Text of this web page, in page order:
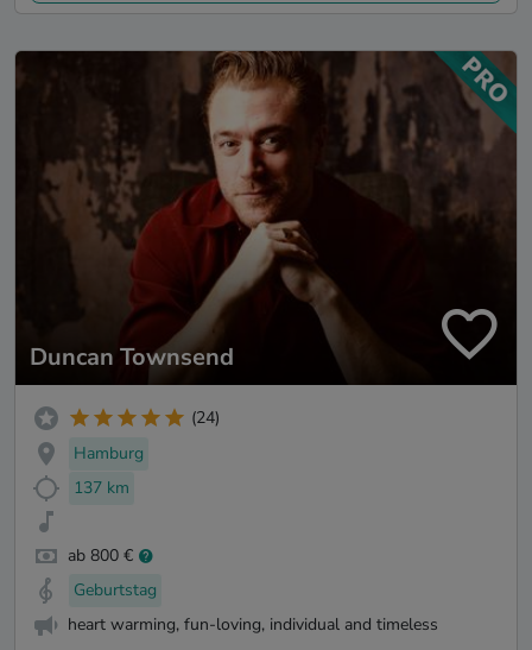
Duncan Townsend
(24)
Hamburg
137 km
ab 800 €
Geburtstag
heart warming, fun-loving, individual and timeless